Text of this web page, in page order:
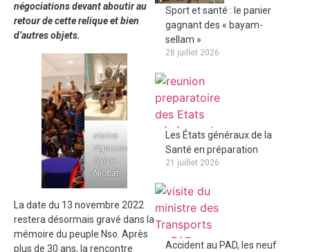
négociations devant aboutir au
retour de cette relique et bien
d’autres objets.
statue
Ngonnso,
Sylvie
Njobati
La date du 13 novembre 2022
restera désormais gravé dans la
mémoire du peuple Nso. Après
plus de 30 ans, la rencontre
Sport et santé : le panier
gagnant des « bayam-
sellam »
28 juillet 2026
Les États généraux de la
Santé en préparation
21 juillet 2026
Accident au PAD, les neuf